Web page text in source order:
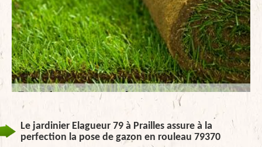
Le jardinier Elagueur 79 à Prailles assure à la
perfection la pose de gazon en rouleau 79370